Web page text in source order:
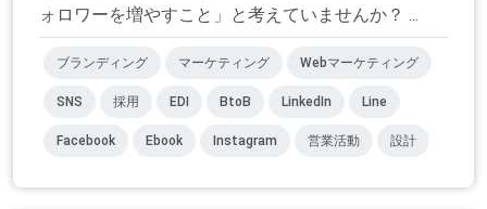
ォロワーを増やすこと」と考えていませんか？ ...
ブランディング マーケティング Webマーケティング
SNS 採用 EDI BtoB LinkedIn Line
Facebook Ebook Instagram 営業活動 設計